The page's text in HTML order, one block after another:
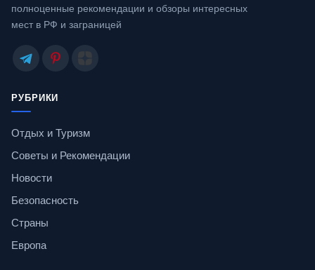
полноценные рекомендации и обзоры интересных
мест в РФ и заграницей
РУБРИКИ
Отдых и Туризм
Советы и Рекомендации
Новости
Безопасность
Страны
Европа